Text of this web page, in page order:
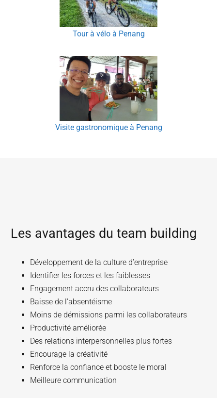
Tour à vélo à Penang
Visite gastronomique à Penang
Les avantages du team building
Développement de la culture d’entreprise
Identifier les forces et les faiblesses
Engagement accru des collaborateurs
Baisse de l'absentéisme
Moins de démissions parmi les collaborateurs
Productivité améliorée
Des relations interpersonnelles plus fortes
Encourage la créativité
Renforce la confiance et booste le moral
Meilleure communication